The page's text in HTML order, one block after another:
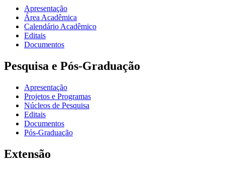
Apresentação
Área Acadêmica
Calendário Acadêmico
Editais
Documentos
Pesquisa e Pós-Graduação
Apresentação
Projetos e Programas
Núcleos de Pesquisa
Editais
Documentos
Pós-Graduação
Extensão